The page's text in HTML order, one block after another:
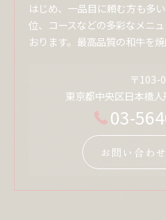
はじめ、一品目に頼む方も多
位、コースなどの多彩なメニ
おります。最高品質の和牛を焼
〒103-
東京都中央区日本橋
03-
お問い合わ